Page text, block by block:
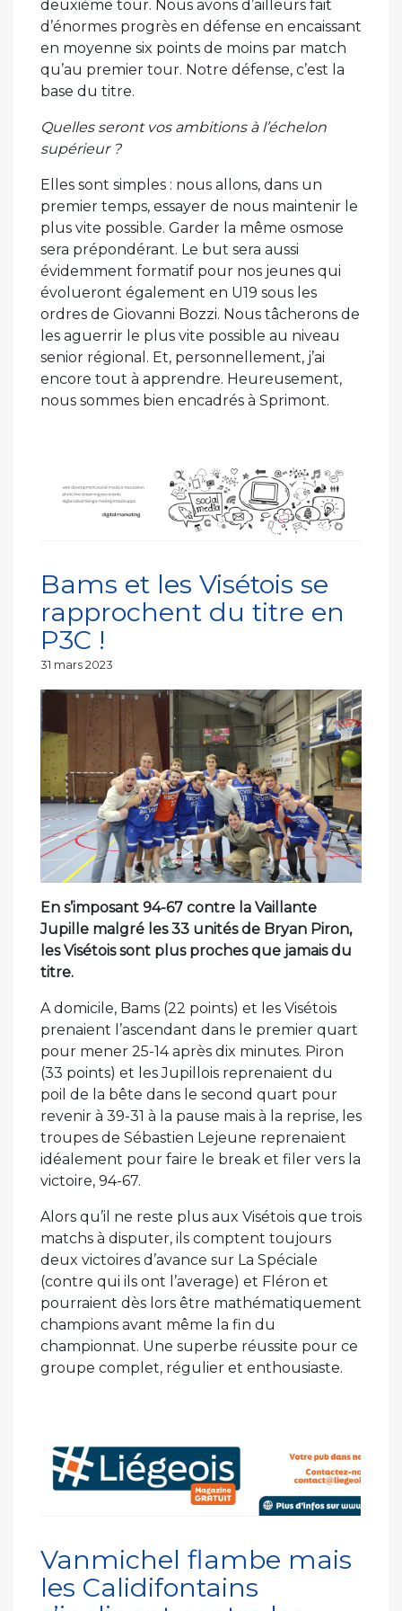
deuxième tour. Nous avons d’ailleurs fait
d’énormes progrès en défense en encaissant
en moyenne six points de moins par match
qu’au premier tour. Notre défense, c’est la
base du titre.
Quelles seront vos ambitions à l’échelon
supérieur ?
Elles sont simples : nous allons, dans un
premier temps, essayer de nous maintenir le
plus vite possible. Garder la même osmose
sera prépondérant. Le but sera aussi
évidemment formatif pour nos jeunes qui
évolueront également en U19 sous les
ordres de Giovanni Bozzi. Nous tâcherons de
les aguerrir le plus vite possible au niveau
senior régional. Et, personnellement, j’ai
encore tout à apprendre. Heureusement,
nous sommes bien encadrés à Sprimont.
Bams et les Visétois se
rapprochent du titre en
P3C !
Publié
31 mars 2023
En s’imposant 94-67 contre la Vaillante
Jupille malgré les 33 unités de Bryan Piron,
les Visétois sont plus proches que jamais du
titre.
A domicile, Bams (22 points) et les Visétois
prenaient l’ascendant dans le premier quart
pour mener 25-14 après dix minutes. Piron
(33 points) et les Jupillois reprenaient du
poil de la bête dans le second quart pour
revenir à 39-31 à la pause mais à la reprise, les
troupes de Sébastien Lejeune reprenaient
idéalement pour faire le break et filer vers la
victoire, 94-67.
Alors qu’il ne reste plus aux Visétois que trois
matchs à disputer, ils comptent toujours
deux victoires d’avance sur La Spéciale
(contre qui ils ont l’average) et Fléron et
pourraient dès lors être mathématiquement
champions avant même la fin du
championnat. Une superbe réussite pour ce
groupe complet, régulier et enthousiaste.
Vanmichel flambe mais
les Calidifontains